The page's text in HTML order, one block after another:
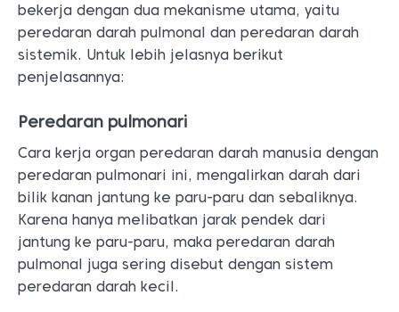
bekerja dengan dua mekanisme utama, yaitu
peredaran darah pulmonal dan peredaran darah
sistemik. Untuk lebih jelasnya berikut
penjelasannya:
Peredaran pulmonari
Cara kerja organ peredaran darah manusia dengan
peredaran pulmonari ini, mengalirkan darah dari
bilik kanan jantung ke paru-paru dan sebaliknya.
Karena hanya melibatkan jarak pendek dari
jantung ke paru-paru, maka peredaran darah
pulmonal juga sering disebut dengan sistem
peredaran darah kecil.